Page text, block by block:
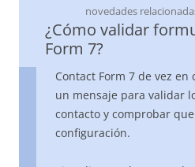
novedades
¿Cómo validar
Form 7?
Contact Form 7 de vez
un mensaje para validar
contacto y comprobar
configuración.